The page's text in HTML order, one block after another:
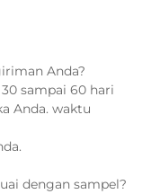
Anda?
sampai 60 hari
Anda. waktu
dengan sampel?